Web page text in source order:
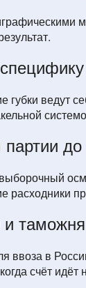
губки ведут
до
расходники
таможня
ввоза в
счёт идёт